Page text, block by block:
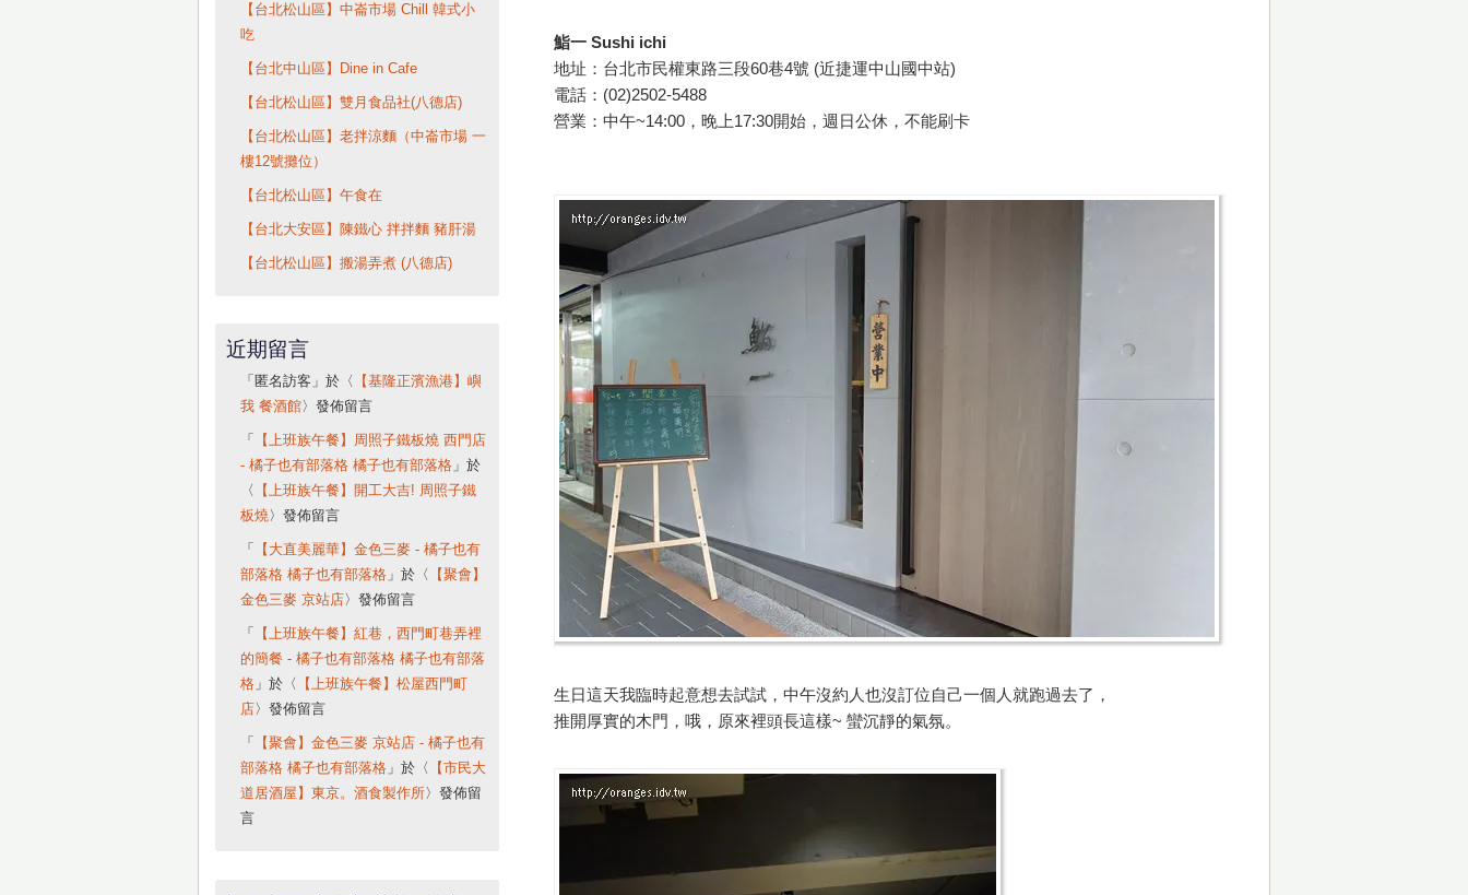
鮨一 Sushi ichi
地址：台北市民權東路三段60巷4號 (近捷運中山國中站)
電話：(02)2502-5488
營業：中午~14:00，晚上17:30開始，週日公休，不能刷卡
生日這天我臨時起意想去試試，中午沒約人也沒訂位自己一個人就跑過去了，
推開厚實的木門，哦，原來裡頭長這樣~ 蠻沉靜的氣氛。
【台北松山區】中崙市場 Chill 韓式小
吃
【台北中山區】Dine in Cafe
【台北松山區】雙月食品社(八德店)
【台北松山區】老拌涼麵（中崙市場 一
樓12號攤位）
【台北松山區】午食在
【台北大安區】陳鐵心 拌拌麵 豬肝湯
【台北松山區】搬湯弄煮 (八德店)
近期留言
「 匿名訪客 」於〈
【基隆正濱漁港】嶼
我 餐酒館〉發佈留言
「
【上班族午餐】周照子鐵板燒 西門店
- 橘子也有部落格 橘子也有部落格」於
〈
【上班族午餐】開工大吉! 周照子鐵
板燒〉發佈留言
「
【大直美麗華】金色三麥 - 橘子也有
部落格 橘子也有部落格」於〈
【聚會】
金色三麥 京站店 〉發佈留言
「
【上班族午餐】紅巷，西門町巷弄裡
的簡餐 - 橘子也有部落格 橘子也有部落
格」於〈
【上班族午餐】松屋西門町
店 〉發佈留言
「
【聚會】金色三麥 京站店 - 橘子也有
部落格 橘子也有部落格」於〈
【市民大
道居酒屋】東京。酒食製作所〉發佈留
言